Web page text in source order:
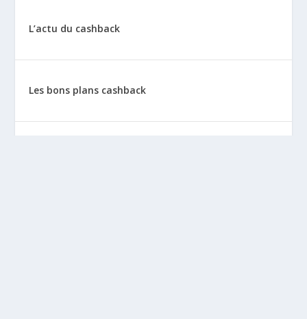
L’actu du cashback
Les bons plans cashback